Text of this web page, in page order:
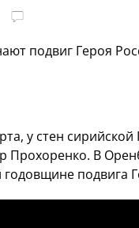
подвиг Героя
у стен
Прохоренко. В
подвига